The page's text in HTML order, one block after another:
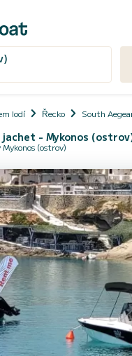
lodí Řecko South
jachet - Mykonos
(ostrov)